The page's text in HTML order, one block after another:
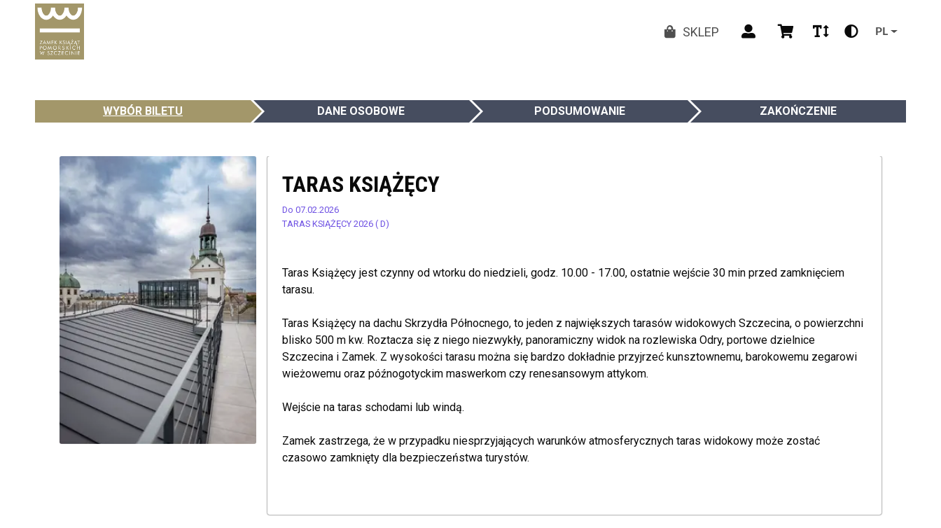
SKLEP PL
WYBÓR BILETU DANE OSOBOWE PODSUMOWANIE ZAKOŃCZENIE
TARAS KSIĄŻĘCY
Do 07.02.2026
TARAS KSIĄŻĘCY 2026 ( D)
Taras Książęcy jest czynny od wtorku do niedzieli, godz. 10.00 - 17.00, ostatnie wejście 30 min przed zamknięciem
tarasu.
Taras Książęcy na dachu Skrzydła Północnego, to jeden z największych tarasów widokowych Szczecina, o powierzchni
blisko 500 m kw. Roztacza się z niego niezwykły, panoramiczny widok na rozlewiska Odry, portowe dzielnice
Szczecina i Zamek. Z wysokości tarasu można się bardzo dokładnie przyjrzeć kunsztownemu, barokowemu zegarowi
wieżowemu oraz późnogotyckim maswerkom czy renesansowym attykom.
Wejście na taras schodami lub windą.
Zamek zastrzega, że w przypadku niesprzyjających warunków atmosferycznych taras widokowy może zostać
czasowo zamknięty dla bezpieczeństwa turystów.